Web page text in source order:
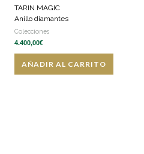
TARIN MAGIC
Anillo diamantes
Colecciones
4.400,00€
AÑADIR AL CARRITO